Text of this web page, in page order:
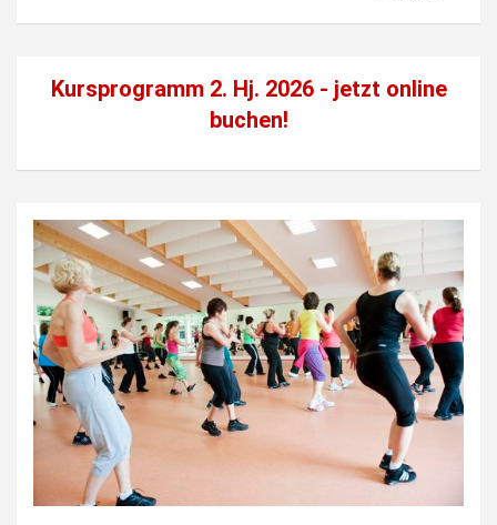
Kursprogramm 2. Hj. 2026 - jetzt online
buchen!